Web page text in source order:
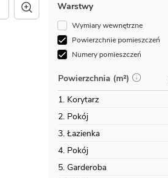
Warstwy
Wymiary wewnętrzne
Powierzchnie pomieszczeń
Numery pomieszczeń
Powierzchnia (m²)
1. Korytarz
2. Pokój
3. Łazienka
4. Pokój
5. Garderoba